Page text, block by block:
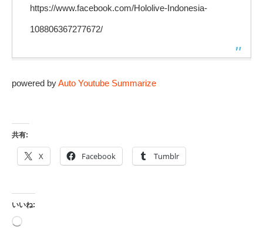
https://www.facebook.com/Hololive-Indonesia-
108806367277672/
powered byAuto Youtube Summarize
共有:
X Facebook Tumblr
いいね:
読